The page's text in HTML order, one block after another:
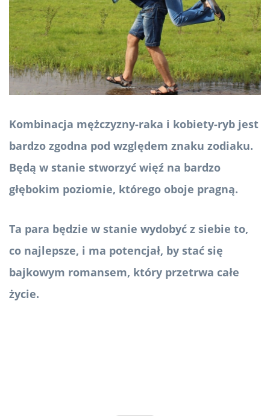
Kombinacja mężczyzny-raka i kobiety-ryb jest
bardzo zgodna pod względem znaku zodiaku.
Będą w stanie stworzyć więź na bardzo
głębokim poziomie, którego oboje pragną.
Ta para będzie w stanie wydobyć z siebie to,
co najlepsze, i ma potencjał, by stać się
bajkowym romansem, który przetrwa całe
życie.